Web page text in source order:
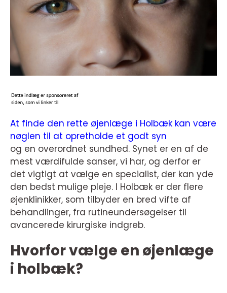
At finde den rette øjenlæge i Holbæk kan være
nøglen til at opretholde et godt syn
og en overordnet sundhed. Synet er en af de
mest værdifulde sanser, vi har, og derfor er
det vigtigt at vælge en specialist, der kan yde
den bedst mulige pleje. I Holbæk er der flere
øjenklinikker, som tilbyder en bred vifte af
behandlinger, fra rutineundersøgelser til
avancerede kirurgiske indgreb.
Hvorfor vælge en øjenlæge
i holbæk?